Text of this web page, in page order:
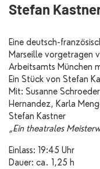
Stefan
Eine deutsch-
Marseille vorgetragen
Arbeitsamts München
Ein Stück von Stefan
Mit: Susanne
Hernandez, Karla
Stefan Kastner
„Ein theatrales
Einlass: 19:45 Uhr
Dauer: ca. 1,25 h